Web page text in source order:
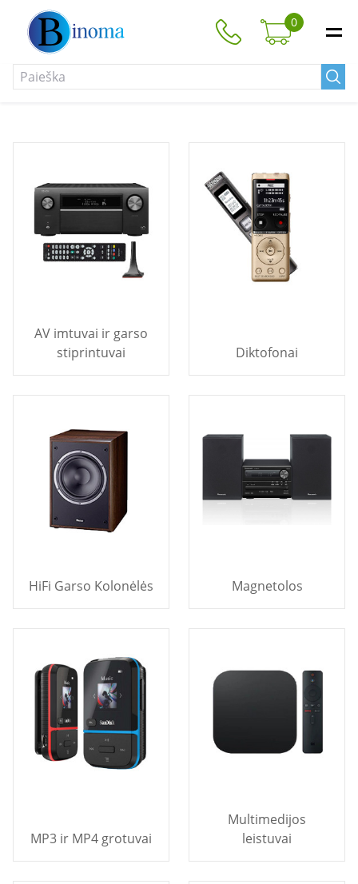
0
AV imtuvai ir garso
stiprintuvai
Diktofonai
HiFi Garso Kolonėlės Magnetolos
MP3 ir MP4 grotuvai
Multimedijos
leistuvai